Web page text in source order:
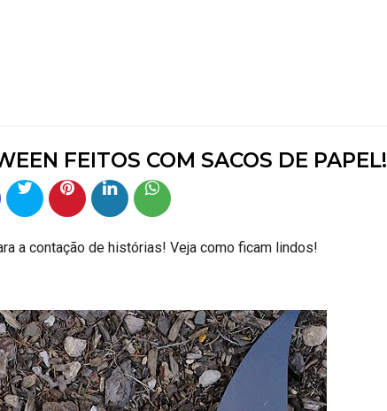
FEITOS COM SACOS DE PAPEL!
a contação de histórias! Veja como ficam lindos!